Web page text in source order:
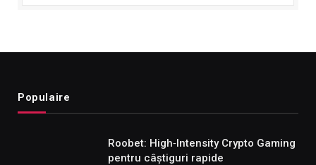
Populaire
Roobet: High‑Intensity Crypto Gaming
pentru câștiguri rapide